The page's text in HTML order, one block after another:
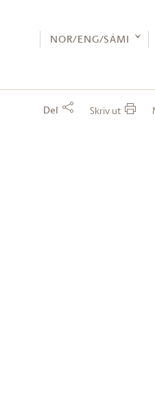
NOR/ENG/SÁMI
Del Skriv ut